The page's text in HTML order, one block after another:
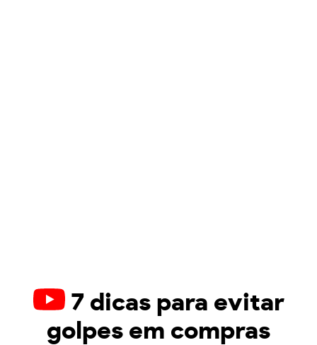
7 dicas para evitar
golpes em compras